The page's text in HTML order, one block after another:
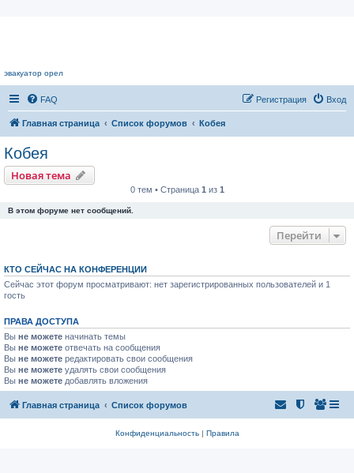
эвакуатор орел
FAQ Вход
Регистрация
Главная страница Список форумов Кобея
Кобея
Новая тема
0 тем • Страница 1 из 1
В этом форуме нет сообщений.
Перейти
КТО СЕЙЧАС НА КОНФЕРЕНЦИИ
Сейчас этот форум просматривают: нет зарегистрированных пользователей и 1
гость
ПРАВА ДОСТУПА
Вы не можете начинать темы
Вы не можете отвечать на сообщения
Вы не можете редактировать свои сообщения
Вы не можете удалять свои сообщения
Вы не можете добавлять вложения
Главная страница Список форумов
Конфиденциальность| Правила